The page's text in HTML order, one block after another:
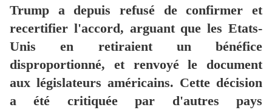
Trump a depuis refusé de confirmer et
recertifier l'accord, arguant que les Etats-
Unis en retiraient un bénéfice
disproportionné, et renvoyé le document
aux législateurs américains. Cette décision
a été critiquée par d'autres pays